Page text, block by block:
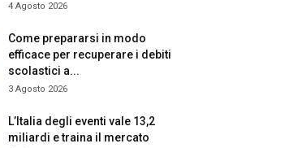
4 Agosto 2026
Come prepararsi in modo
efficace per recuperare i debiti
scolastici a...
3 Agosto 2026
L’Italia degli eventi vale 13,2
miliardi e traina il mercato